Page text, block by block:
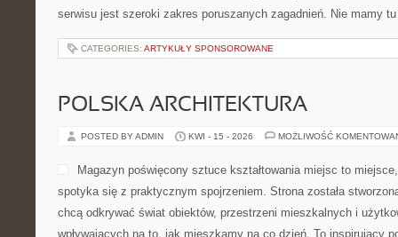
serwisu jest szeroki zakres poruszanych zagadnień. Nie mamy
CATEGORIES: ARTYKUŁY SPONSOROWANE
POLSKA ARCHITEKTURA
POSTED BY ADMIN KWI - 15 - 2026 MOŻLIWOŚĆ
Magazyn poświęcony sztuce kształtowania miejsc to
spotyka się z praktycznym spojrzeniem. Strona została
chcą odkrywać świat obiektów, przestrzeni mieszkalnych i
wpływających na to, jak mieszkamy na co dzień. To inspirujący